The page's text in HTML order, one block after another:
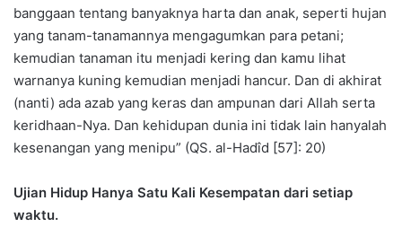
banggaan tentang banyaknya harta dan anak, seperti hujan
yang tanam-tanamannya mengagumkan para petani;
kemudian tanaman itu menjadi kering dan kamu lihat
warnanya kuning kemudian menjadi hancur. Dan di akhirat
(nanti) ada azab yang keras dan ampunan dari Allah serta
keridhaan-Nya. Dan kehidupan dunia ini tidak lain hanyalah
kesenangan yang menipu” (QS. al-Hadîd [57]: 20)
Ujian Hidup Hanya Satu Kali Kesempatan dari setiap
waktu.